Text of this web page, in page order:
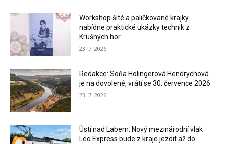
Workshop šité a paličkované krajky
nabídne praktické ukázky technik z
Krušných hor
23. 7. 2026
Redakce: Soňa Holingerová Hendrychová
je na dovolené, vrátí se 30. července 2026
23. 7. 2026
Ústí nad Labem: Nový mezinárodní vlak
Leo Express bude z kraje jezdit až do